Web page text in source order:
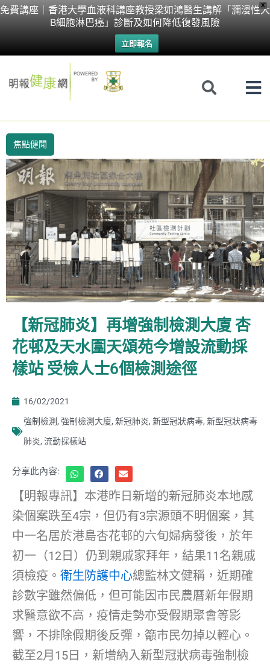
X
免費講座｜香港大學血液科講座教授梁如鴻醫生講解「瀰漫性大
B細胞淋巴癌」診斷及如何降低復發風險
立即報名
Skip
焦點健聞
【新冠肺炎】再增強制檢測大廈 杏
花邨及天水圍天頌苑今增設流動採
樣站 受檢人士6個檢測途徑
16/02/2021
強制檢測, 強制檢測大廈, 新冠肺炎, 新型冠狀病毒, 新型冠狀病毒
肺炎, 流動採樣站
分享此內容:
【明報專訊】本港昨日新增的新冠肺炎本地感
染個案跌至4宗，但仍有3宗源頭不明個案，其
中一名居於港島杏花邨的六旬婦病發後，於年
初一（12日）仍到親戚家拜年，結果11名親戚
須檢疫。 衛生防護中心總監林文健稱，近期確
診數字雖然偏低，但可能因市民農曆新年假期
求醫意欲不高，疫情走勢亦受假期聚會等影
響，不排除假期後反彈，籲市民勿掉以輕心。
截至2月15日，新增納入新型冠狀病毒強制檢